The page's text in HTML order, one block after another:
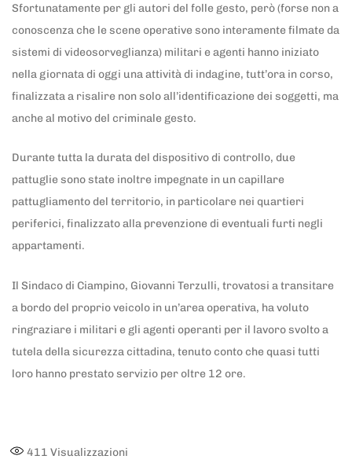
Sfortunatamente per gli autori del folle gesto, però (forse non a
conoscenza che le scene operative sono interamente filmate da
sistemi di videosorveglianza) militari e agenti hanno iniziato
nella giornata di oggi una attività di indagine, tutt’ora in corso,
finalizzata a risalire non solo all’identificazione dei soggetti, ma
anche al motivo del criminale gesto.
Durante tutta la durata del dispositivo di controllo, due
pattuglie sono state inoltre impegnate in un capillare
pattugliamento del territorio, in particolare nei quartieri
periferici, finalizzato alla prevenzione di eventuali furti negli
appartamenti.
Il Sindaco di Ciampino, Giovanni Terzulli, trovatosi a transitare
a bordo del proprio veicolo in un’area operativa, ha voluto
ringraziare i militari e gli agenti operanti per il lavoro svolto a
tutela della sicurezza cittadina, tenuto conto che quasi tutti
loro hanno prestato servizio per oltre 12 ore.
411 Visualizzazioni